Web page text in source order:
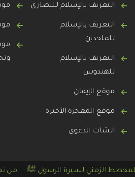
التعريف بالإسلام للنصارى
التعريف بالإسلام
للملحدين
التعريف بالإسلام
للهندوس
موقع الإيمان
موقع المعجزة الأخيرة
الشات الدعوي
الزمني لسيرة الرسول ﷺ من